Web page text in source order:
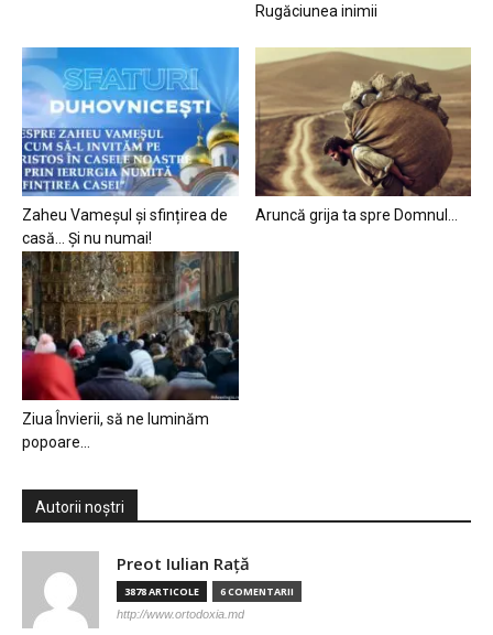
Rugăciunea inimii
Zaheu Vameșul și sfințirea de
casă… Și nu numai!
Aruncă grija ta spre Domnul…
Ziua Învierii, să ne luminăm
popoare…
Autorii noștri
Preot Iulian Raţă
3878 ARTICOLE 6 COMENTARII
http://www.ortodoxia.md